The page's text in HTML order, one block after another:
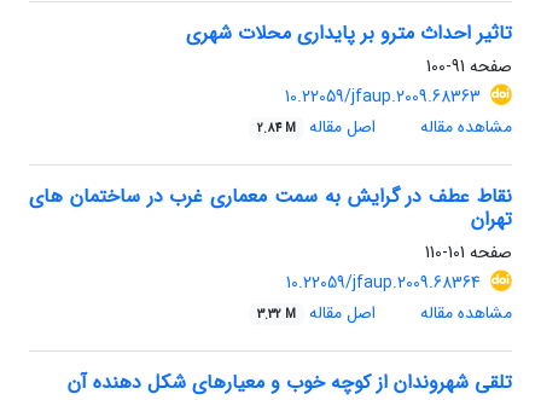
تاثیر احداث مترو بر پایداری محلات شهری
صفحه 91-100
10.22059/jfaup.2009.68363
مشاهده مقاله
اصل مقاله 2.84 M
نقاط عطف در گرایش به سمت معماری غرب در ساختمان های
تهران
صفحه 101-110
10.22059/jfaup.2009.68364
مشاهده مقاله
اصل مقاله 3.32 M
تلقی شهروندان از کوچه خوب و معیارهای شکل دهنده آن